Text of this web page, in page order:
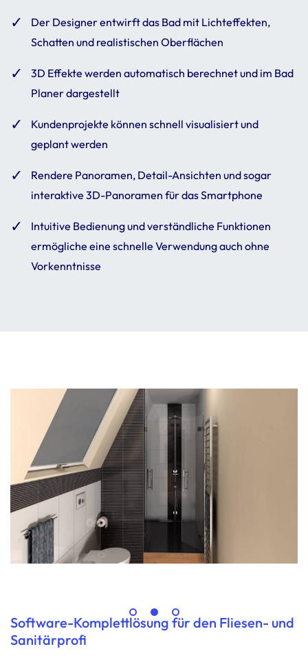
Der Designer entwirft das Bad mit Lichteffekten,
Schatten und realistischen Oberflächen
3D Effekte werden automatisch berechnet und im Bad
Planer dargestellt
Kundenprojekte können schnell visualisiert und
geplant werden
Rendere Panoramen, Detail-Ansichten und sogar
interaktive 3D-Panoramen für das Smartphone
Intuitive Bedienung und verständliche Funktionen
ermögliche eine schnelle Verwendung auch ohne
Vorkenntnisse
Soft­ware-Komplett­lö­sung für den Fliesen- und
Sani­tär­profi